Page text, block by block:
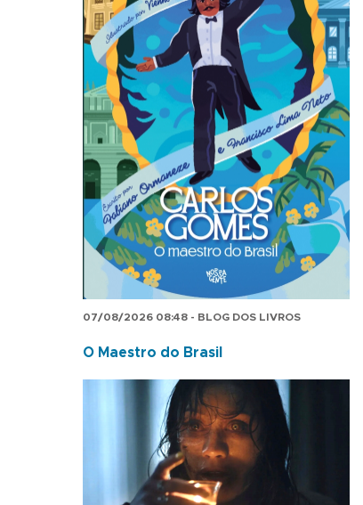
07/08/2026 08:48 - BLOG DOS LIVROS
O Maestro do Brasil